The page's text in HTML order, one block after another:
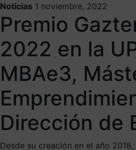
Noticias 1 noviembre, 2022
Premio
2022 en la
MBAe3,
Dirección de
Desde su creación en el año